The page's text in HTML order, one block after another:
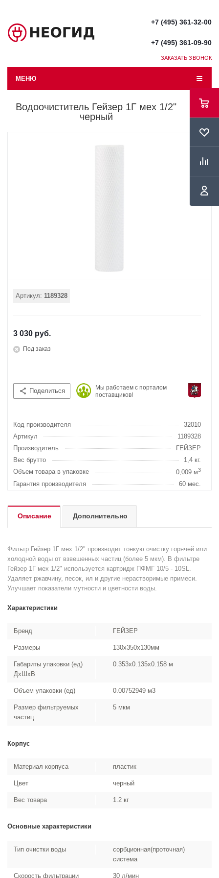
+7 (495) 361-32-00
+7 (495) 361-09-90
ЗАКАЗАТЬ ЗВОНОК
МЕНЮ
Водоочиститель Гейзер 1Г мех 1/2"
черный
Артикул: 1189328
3 030 руб.
Под заказ
Поделиться
Мы работаем с порталом
поставщиков!
Код производителя
32010
Артикул
1189328
Производитель
ГЕЙЗЕР
Вес брутто
1,4 кг.
Объем товара в упаковке
0,009 м3
Гарантия производителя 60 мес.
Описание Дополнительно
Фильтр Гейзер 1Г мех 1/2" производит тонкую очистку горячей или
холодной воды от взвешенных частиц (более 5 мкм). В фильтре
Гейзер 1Г мех 1/2" используется картридж ПФМГ 10/5 - 10SL.
Удаляет ржавчину, песок, ил и другие нерастворимые примеси.
Улучшает показатели мутности и цветности воды.
Характеристики
Бренд ГЕЙЗЕР
Размеры 130x350x130мм
Габариты упаковки (ед)
ДхШхВ
0.353x0.135x0.158 м
Объем упаковки (ед) 0.00752949 м3
Размер фильтруемых
частиц
5 мкм
Корпус
Материал корпуса пластик
Цвет черный
Вес товара 1.2 кг
Основные характеристики
Тип очистки воды
сорбционная(проточная)
система
Скорость фильтрации 30 л/мин